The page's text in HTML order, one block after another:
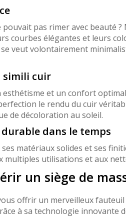
pouvait pas rimer avec beauté
courbes élégantes et leurs
se veut volontairement
simili cuir
et un confort
le rendu du cuir
de décoloration au soleil.
dans le temps
ses matériaux solides et ses
multiples utilisations et aux
un siège de
offrir un merveilleux
à sa technologie